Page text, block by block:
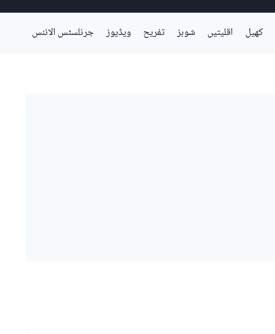
کھیل اقلیتیں شوبز تفریح ویڈیوز جرنلسٹس الائنس